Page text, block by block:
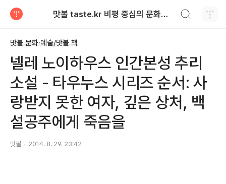
맛볼 taste.kr 비평 중심의 문화적 기호 · 맛 · 향기 리뷰
맛볼 문화·예술/맛볼 책
넬레 노이하우스 인간본성 추리
소설 - 타우누스 시리즈 순서: 사
랑받지 못한 여자, 깊은 상처, 백
설공주에게 죽음을
맛볼 2014. 8. 29. 23:42